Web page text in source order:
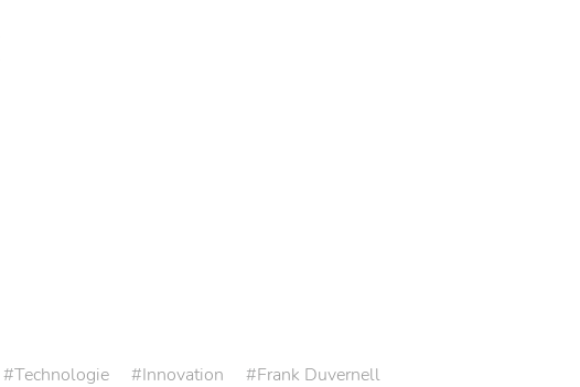
Technologie Innovation Frank Duvernell